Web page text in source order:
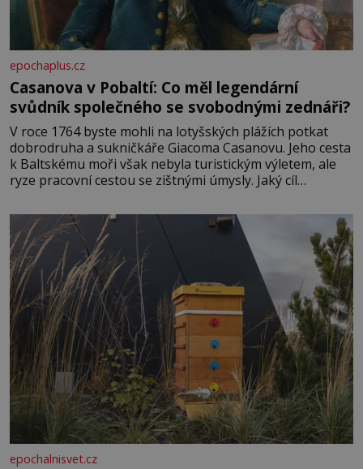
epochaplus.cz
Casanova v Pobaltí: Co měl legendární
svůdník společného se svobodnými zednáři?
V roce 1764 byste mohli na lotyšských plážích potkat
dobrodruha a sukničkáře Giacoma Casanovu. Jeho cesta
k Baltskému moři však nebyla turistickým výletem, ale
ryze pracovní cestou se zištnými úmysly. Jaký cíl
lotyšské Rigy? Casanova v Pobaltí kontaktoval tamní
zednářské lóže. Nebyl v této oblasti žádným nováčkem,
protože do zednářské
epochalnisvet.cz